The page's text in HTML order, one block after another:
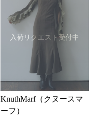
入荷リクエスト受付中
KnuthMarf（クヌースマ
ーフ）